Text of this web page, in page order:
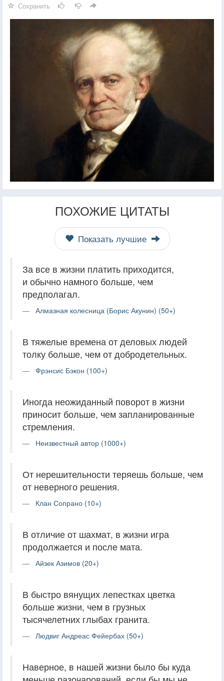
Сохранить
ПОХОЖИЕ ЦИТАТЫ
Показать лучшие
За все в жизни платить приходится,
и обычно намного больше, чем
предполагал.
Алмазная колесница (Борис Акунин) (50+)
В тяжелые времена от деловых людей
толку больше, чем от добродетельных.
Фрэнсис Бэкон (100+)
Иногда неожиданный поворот в жизни
приносит больше, чем запланированные
стремления.
Неизвестный автор (1000+)
От нерешительности теряешь больше, чем
от неверного решения.
Клан Сопрано (10+)
В отличие от шахмат, в жизни игра
продолжается и после мата.
Айзек Азимов (20+)
В быстро вянущих лепестках цветка
больше жизни, чем в грузных
тысячелетних глыбах гранита.
Людвиг Андреас Фейербах (50+)
Наверное, в нашей жизни было бы куда